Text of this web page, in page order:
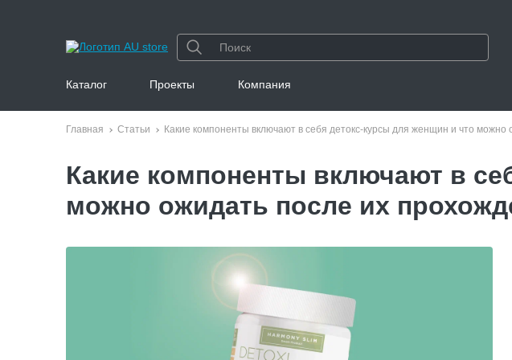
Каталог Проекты Компания
Главная Статьи Какие компоненты включают в себя детокс-курсы для женщин и что можно
Какие компоненты включают в
можно ожидать после их